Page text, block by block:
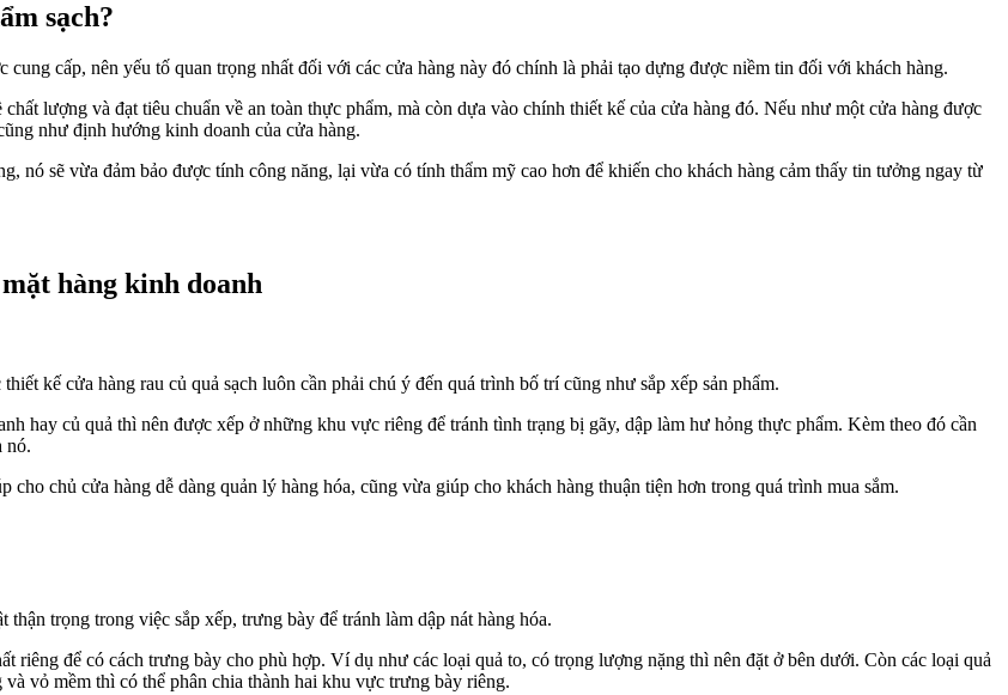
sạch?
cấp, nên yếu tố quan trọng nhất đối với các cửa hàng này đó chính là phải tạo dựng được niềm tin đối với khách hàng.
lượng và đạt tiêu chuẩn về an toàn thực phẩm, mà còn dựa vào chính thiết kế của cửa hàng đó. Nếu như một cửa hàng được
như định hướng kinh doanh của cửa hàng.
nó sẽ vừa đảm bảo được tính công năng, lại vừa có tính thẩm mỹ cao hơn để khiến cho khách hàng cảm thấy tin tưởng ngay từ
hàng kinh doanh
kế cửa hàng rau củ quả sạch luôn cần phải chú ý đến quá trình bố trí cũng như sắp xếp sản phẩm.
hay củ quả thì nên được xếp ở những khu vực riêng để tránh tình trạng bị gãy, dập làm hư hỏng thực phẩm. Kèm theo đó cần
nó.
chủ cửa hàng dễ dàng quản lý hàng hóa, cũng vừa giúp cho khách hàng thuận tiện hơn trong quá trình mua sắm.
trọng trong việc sắp xếp, trưng bày để tránh làm dập nát hàng hóa.
riêng để có cách trưng bày cho phù hợp. Ví dụ như các loại quả to, có trọng lượng nặng thì nên đặt ở bên dưới. Còn các loại quả
vỏ mềm thì có thể phân chia thành hai khu vực trưng bày riêng.